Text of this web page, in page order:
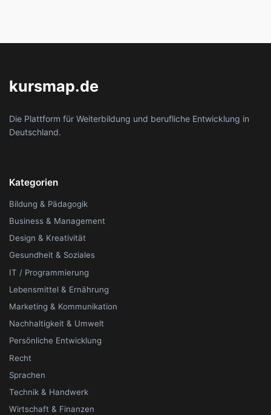
kursmap.de
Die Plattform für Weiterbildung und berufliche Entwicklung in
Deutschland.
Kategorien
Bildung & Pädagogik
Business & Management
Design & Kreativität
Gesundheit & Soziales
IT / Programmierung
Lebensmittel & Ernährung
Marketing & Kommunikation
Nachhaltigkeit & Umwelt
Persönliche Entwicklung
Recht
Sprachen
Technik & Handwerk
Wirtschaft & Finanzen